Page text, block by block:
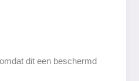
dit een beschermd